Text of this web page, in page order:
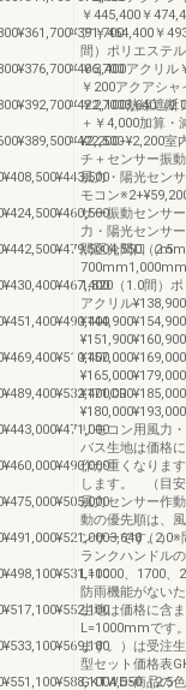
（2.0
（2.5
（2.0
（2.5
￥445,400￥
ア￥464,400￥
間）ポリエステ
￥3,400アクリル
￥200アクアシ
￥2,100熱線遮断
＋￥4,000加算・
¥2,200−¥2,200室
チ＋センサー振
風力・陽光セン
モコン
サー振動センサ
力・陽光センサ
間区分間口（
1,820（1.0間）
アクリル
リモコン用風力
バス生地は価格
作が重くなりま
します。 （目安
風力センサー作
動の優先順は、
ンサーです。）※
ランクハンドル
L=1000、1700、
防雨機能がない
生地は価格に含
L=1000mmです
ます。）は受注
型セット価格表
GKTWD•商品の